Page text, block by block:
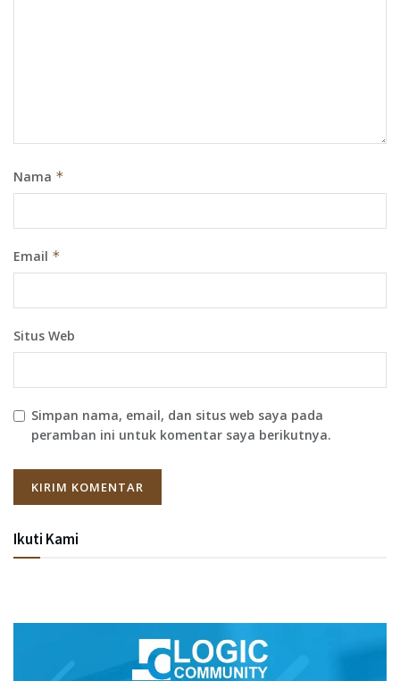
Nama *
Email *
Situs Web
Simpan nama, email, dan situs web saya pada
peramban ini untuk komentar saya berikutnya.
Ikuti Kami